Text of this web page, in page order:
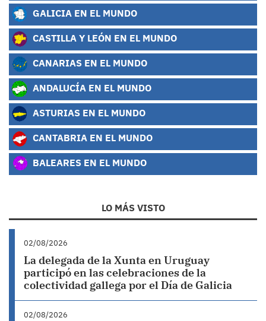
GALICIA EN EL MUNDO
CASTILLA Y LEÓN EN EL MUNDO
CANARIAS EN EL MUNDO
ANDALUCÍA EN EL MUNDO
ASTURIAS EN EL MUNDO
CANTABRIA EN EL MUNDO
BALEARES EN EL MUNDO
LO MÁS VISTO
02/08/2026
La delegada de la Xunta en Uruguay
participó en las celebraciones de la
colectividad gallega por el Día de Galicia
02/08/2026